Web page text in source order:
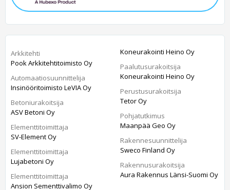
Arkkitehti
Pook Arkkitehtitoimisto Oy
Automaatiosuunnittelija
Insinööritoimisto LeVIA Oy
Betoniurakoitsija
ASV Betoni Oy
Elementtitoimittaja
SV-Element Oy
Elementtitoimittaja
Lujabetoni Oy
Elementtitoimittaja
Ansion Sementtivalimo Oy
Koneurakointi Heino Oy
Paalutusurakoitsija
Koneurakointi Heino Oy
Perustusurakoitsija
Tetor Oy
Pohjatutkimus
Maanpää Geo Oy
Rakennesuunnittelija
Sweco Finland Oy
Rakennusurakoitsija
Aura Rakennus Länsi-Suomi Oy